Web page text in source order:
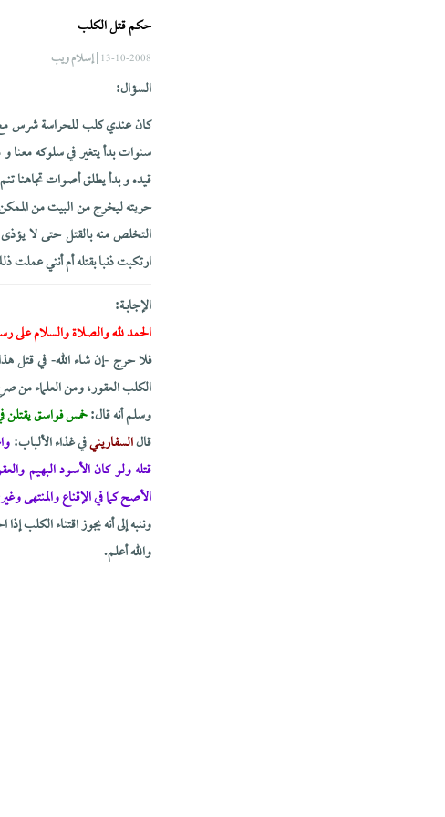
حكم قتل الكلب
13-10-2008 | إسلام ويب
السؤال:
كان عندي كلب للحراسة شرس
سنوات بدأ يتغير في سلوكه معنا
قيده و بدأ يطلق أصوات تجاهنا
حريته ليخرج من البيت من
التخلص منه بالقتل حتى لا يؤذى
ارتكبت ذنبا بقتله أم أنني عملت
الإجابــة:
الحمد لله والصلاة والسلام على
فلا حرج -إن شاء الله- في قتل
الكلب العقور، ومن العلماء
وسلم أنه قال:خمس فواسق يقتلن
قالالسفارينيفي غذاء الألباب:
قتله ولو كان الأسود البهيم
الأصح كما في الإقناع والمنتهى
وننبه إلى أنه يجوز اقتناء الكلب
والله أعلم.